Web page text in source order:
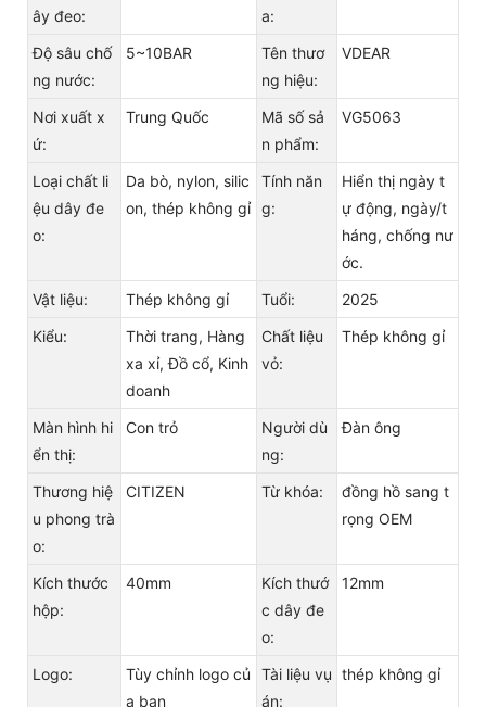
ây đeo:
a:
Độ sâu chố
ng nước:
5~10BAR
Tên thươ
ng hiệu:
VDEAR
Nơi xuất x
ứ:
Trung Quốc
Mã số sả
n phẩm:
VG5063
Loại chất li
ệu dây đe
o:
Da bò, nylon, silic
on, thép không gỉ
Tính năn
g:
Hiển thị ngày t
ự động, ngày/t
háng, chống nư
ớc.
Vật liệu:
Thép không gỉ Tuổi:
2025
Kiểu:
Thời trang, Hàng
xa xỉ, Đồ cổ, Kinh
doanh
Chất liệu
vỏ:
Thép không gỉ
Màn hình hi
ển thị:
Con trỏ
Người dù
ng:
Đàn ông
Thương hiệ
u phong trà
o:
CITIZEN Từ khóa:
đồng hồ sang t
rọng OEM
Kích thước
hộp:
40mm
Kích thướ
c dây đe
o:
12mm
Logo:
Tùy chỉnh logo củ
a bạn
Tài liệu vụ
án:
thép không gỉ